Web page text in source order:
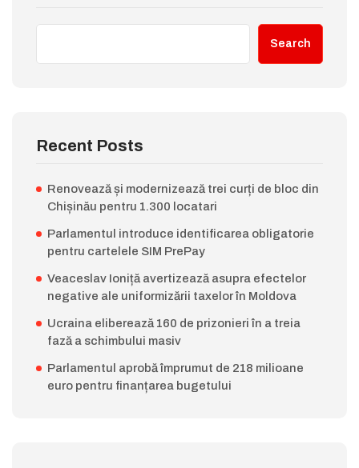
Search
Recent Posts
Renovează și modernizează trei curți de bloc din
Chișinău pentru 1.300 locatari
Parlamentul introduce identificarea obligatorie
pentru cartelele SIM PrePay
Veaceslav Ioniță avertizează asupra efectelor
negative ale uniformizării taxelor în Moldova
Ucraina eliberează 160 de prizonieri în a treia
fază a schimbului masiv
Parlamentul aprobă împrumut de 218 milioane
euro pentru finanțarea bugetului